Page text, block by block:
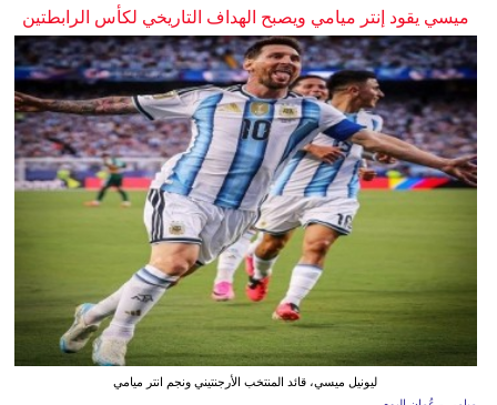
ميسي يقود إنتر ميامي ويصبح الهداف التاريخي لكأس الرابطتين
ليونيل ميسي، قائد المنتخب الأرجنتيني ونجم انتر ميامي